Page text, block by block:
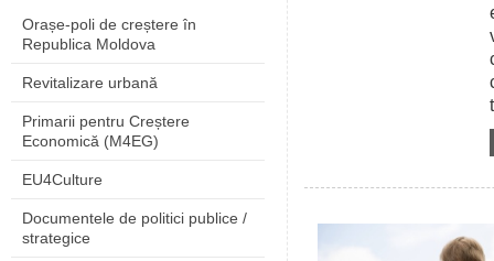
Orașe-poli de creștere în
Republica Moldova
Revitalizare urbană
Primarii pentru Creștere
Economică (M4EG)
EU4Culture
Documentele de politici publice /
strategice